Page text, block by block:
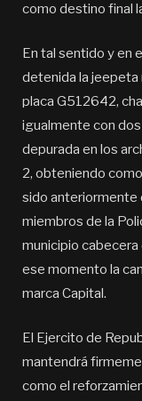
como destino final
En tal sentido y en
detenida la jeepeta
placa G512642,
igualmente con
depurada en los
2, obteniendo
sido anteriormente
miembros de la
municipio cabecera
ese momento la
marca Capital.
El Ejercito de
mantendrá
como el